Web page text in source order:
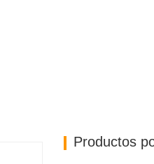
Productos